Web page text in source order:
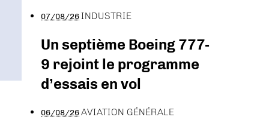
07/08/26INDUSTRIE
Un septième Boeing 777-
9 rejoint le programme
d’essais en vol
06/08/26AVIATION GÉNÉRALE